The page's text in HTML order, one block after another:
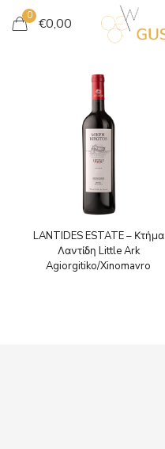
0 €0,00
LANTIDES ESTATE – Κτήμα
Λαντίδη Little Ark
Agiorgitiko/Xinomavro